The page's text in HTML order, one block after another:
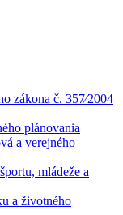
zákona č. 357⁄2004
plánovania
a verejného
mládeže a
a životného